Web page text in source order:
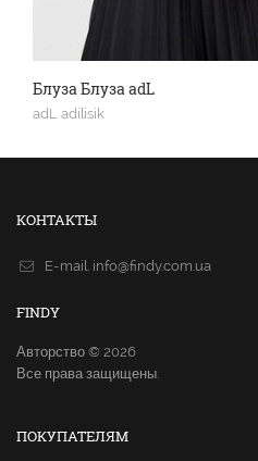
Блуза Блуза adL
adL adilisik
КОНТАКТЫ
E-mail. info@findy.com.ua
FINDY
Авторство © 2026
Все права защищены.
ПОКУПАТЕЛЯМ